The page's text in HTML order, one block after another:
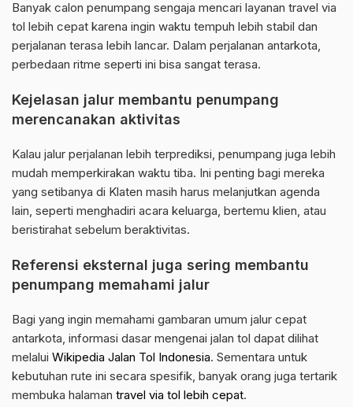
Banyak calon penumpang sengaja mencari layanan travel via
tol lebih cepat karena ingin waktu tempuh lebih stabil dan
perjalanan terasa lebih lancar. Dalam perjalanan antarkota,
perbedaan ritme seperti ini bisa sangat terasa.
Kejelasan jalur membantu penumpang
merencanakan aktivitas
Kalau jalur perjalanan lebih terprediksi, penumpang juga lebih
mudah memperkirakan waktu tiba. Ini penting bagi mereka
yang setibanya di Klaten masih harus melanjutkan agenda
lain, seperti menghadiri acara keluarga, bertemu klien, atau
beristirahat sebelum beraktivitas.
Referensi eksternal juga sering membantu
penumpang memahami jalur
Bagi yang ingin memahami gambaran umum jalur cepat
antarkota, informasi dasar mengenai jalan tol dapat dilihat
melalui Wikipedia Jalan Tol Indonesia. Sementara untuk
kebutuhan rute ini secara spesifik, banyak orang juga tertarik
membuka halaman travel via tol lebih cepat.